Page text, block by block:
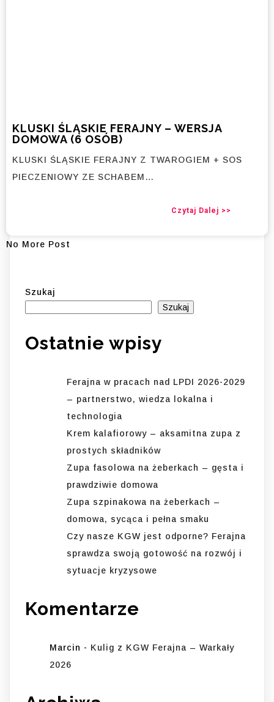
KLUSKI ŚLĄSKIE FERAJNY – WERSJA
DOMOWA (6 OSÓB)
KLUSKI ŚLĄSKIE FERAJNY Z TWAROGIEM + SOS
PIECZENIOWY ZE SCHABEM…
Czytaj Dalej >>
No More Post
Szukaj
Szukaj
Ostatnie wpisy
Ferajna w pracach nad LPDI 2026-2029
– partnerstwo, wiedza lokalna i
technologia
Krem kalafiorowy – aksamitna zupa z
prostych składników
Zupa fasolowa na żeberkach – gęsta i
prawdziwie domowa
Zupa szpinakowa na żeberkach –
domowa, sycąca i pełna smaku
Czy nasze KGW jest odporne? Ferajna
sprawdza swoją gotowość na rozwój i
sytuacje kryzysowe
Komentarze
Marcin - Kulig z KGW Ferajna – Warkały
2026